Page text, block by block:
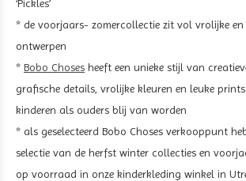
‘Pickles’
* de voorjaars- zomercollectie zit vol vrolijke
ontwerpen
* Bobo Choses heeft een unieke stijl van
grafische details, vrolijke kleuren en leuke
kinderen als ouders blij van worden
* als geselecteerd Bobo Choses verkooppunt
selectie van de herfst winter collecties en
op voorraad in onze kinderkleding winkel in